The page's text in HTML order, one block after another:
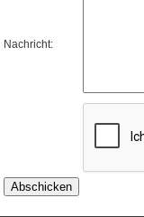
Nachricht: